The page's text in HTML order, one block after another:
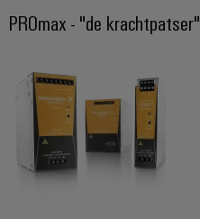
technologie
voor
gemaakte
Gemonteerde
eindrails
PROmax - "de krachtpatser"